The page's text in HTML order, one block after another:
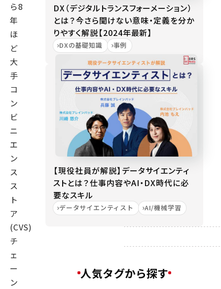
ら8
年
ほ
ど
大
手
コ
ン
ビ
ニ
エ
ン
ス
ス
ト
ア
(CVS)
チ
ェ
ー
ン
DX（デジタルトランスフォーメーション）
とは？今さら聞けない意味・定義を分か
りやすく解説【2024年最新】
DXの基礎知識 事例
【現役社員が解説】データサイエンティ
ストとは？仕事内容やAI・DX時代に必
要なスキル
データサイエンティスト AI/機械学習
人気タグから探す